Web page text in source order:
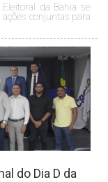
da Bahia se
conjuntas para
do Dia D da